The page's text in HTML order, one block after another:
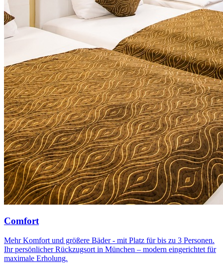
Comfort
Mehr Komfort und größere Bäder - mit Platz für bis zu 3 Personen.
Ihr persönlicher Rückzugsort in München – modern eingerichtet für
maximale Erholung.